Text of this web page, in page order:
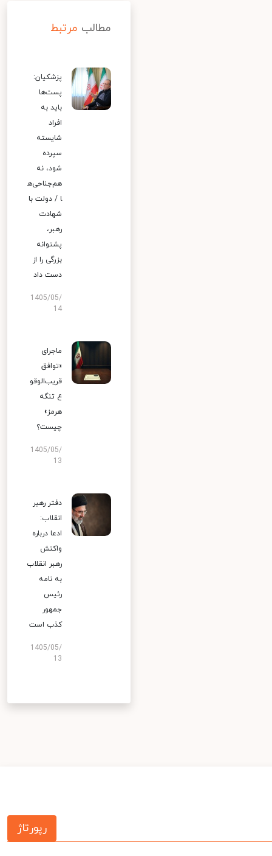
مطالب مرتبط
پزشکیان:
پست‌ها
باید به
افراد
شایسته
سپرده
شود، نه
هم‌جناحی‌ه
ا / دولت با
شهادت
رهبر،
پشتوانه
بزرگی را از
دست داد
1405/05/
14
ماجرای
«توافق
قریب‌الوقو
ع تنگه
هرمز»
چیست؟
1405/05/
13
دفتر رهبر
انقلاب:
ادعا درباره
واکنش
رهبر انقلاب
به نامه
رئیس
جمهور
کذب است
1405/05/
13
رپورتاژ